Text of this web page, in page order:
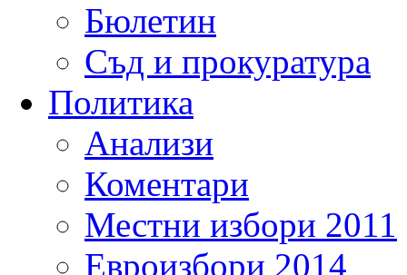
Бюлетин
Съд и прокуратура
Политика
Анализи
Коментари
Местни избори 2011
Евроизбори 2014